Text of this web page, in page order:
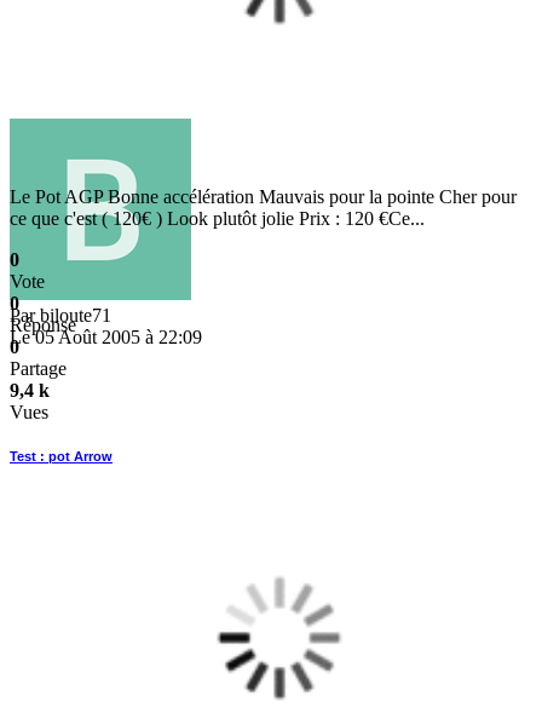
Parbiloute71
Le 05 Août 2005 à 22:09
Le Pot AGP Bonne accélération Mauvais pour la pointe Cher pour
ce que c'est ( 120€ ) Look plutôt jolie Prix : 120 €Ce...
0
Vote
0
Réponse
0
Partage
9,4 k
Vues
Test : pot Arrow